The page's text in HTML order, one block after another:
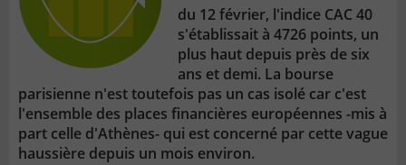
du 12 février, l'indice CAC 40
s'établissait à 4726 points, un
plus haut depuis près de six
ans et demi. La bourse
parisienne n'est toutefois pas un cas isolé car c'est
l'ensemble des places financières européennes -mis à
part celle d'Athènes- qui est concerné par cette vague
haussière depuis un mois environ.